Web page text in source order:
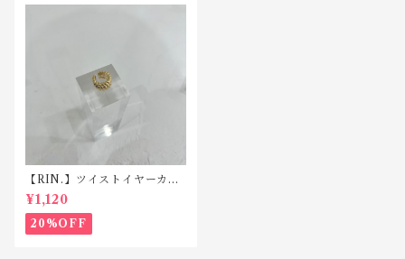
【RIN.】ツイストイヤーカフ
C008
¥1,120
20%OFF